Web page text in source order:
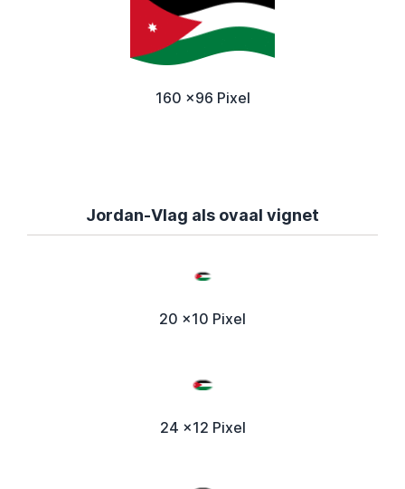
160 x96 Pixel
Jordan-Vlag als ovaal vignet
20 x10 Pixel
24 x12 Pixel